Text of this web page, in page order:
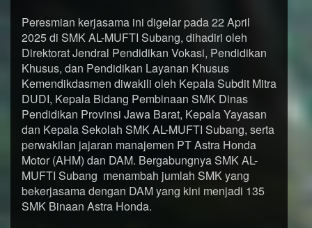
Peresmian kerjasama ini digelar pada 22 April
2025 di SMK AL-MUFTI Subang, dihadiri oleh
Direktorat Jendral Pendidikan Vokasi, Pendidikan
Khusus, dan Pendidikan Layanan Khusus
Kemendikdasmen diwakili oleh Kepala Subdit Mitra
DUDI, Kepala Bidang Pembinaan SMK Dinas
Pendidikan Provinsi Jawa Barat, Kepala Yayasan
dan Kepala Sekolah SMK AL-MUFTI Subang, serta
perwakilan jajaran manajemen PT Astra Honda
Motor (AHM) dan DAM. Bergabungnya SMK AL-
MUFTI Subang menambah jumlah SMK yang
bekerjasama dengan DAM yang kini menjadi 135
SMK Binaan Astra Honda.